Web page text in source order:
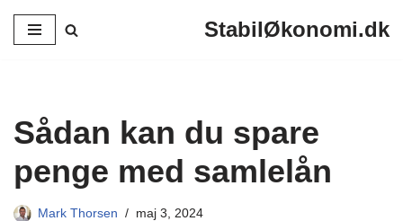
Spring
StabilØkonomi.dk
Sådan kan du spare
penge med samlelån
Mark Thorsen maj 3, 2024